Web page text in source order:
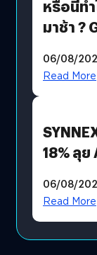
หรือนี่ท
มาช้า ?
AGI
06/08/
Read More
18% ลุ
ปันผล
06/08/
Read More